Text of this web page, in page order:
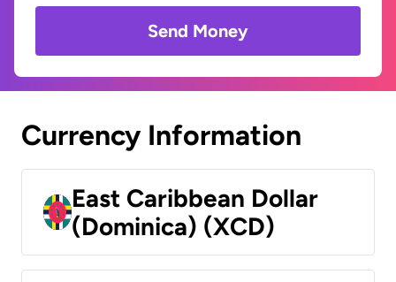
Send Money
Currency Information
East Caribbean Dollar
(Dominica) (XCD)